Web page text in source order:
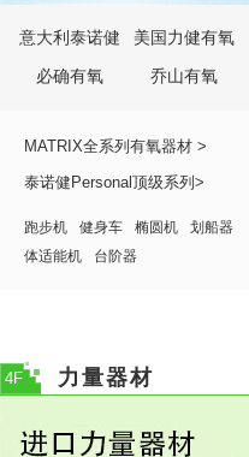
意大利泰诺健
美国力健有氧
必确有氧
乔山有氧
MATRIX全系列有氧器材 >
泰诺健Personal顶级系列>
跑步机 健身车 椭圆机
划船器
体适能机
台阶器
4F 力量器材